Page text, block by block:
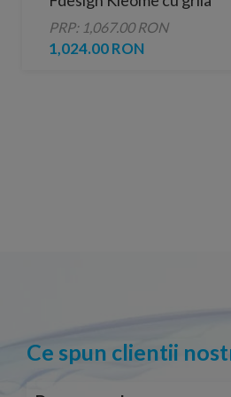
crom 60 cm
PRP: 1,067.00 RON
1,024.00 RON
Ce spun clientii